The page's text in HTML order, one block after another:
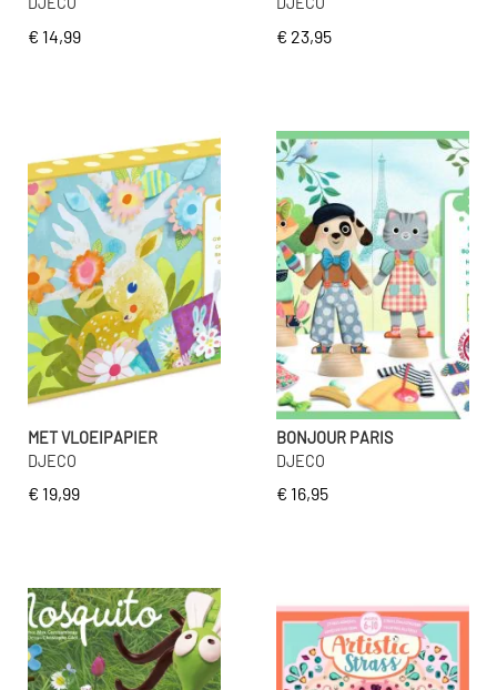
€ 14,99 € 23,95
MET VLOEIPAPIER
DJECO
€ 19,99
BONJOUR PARIS
DJECO
€ 16,95